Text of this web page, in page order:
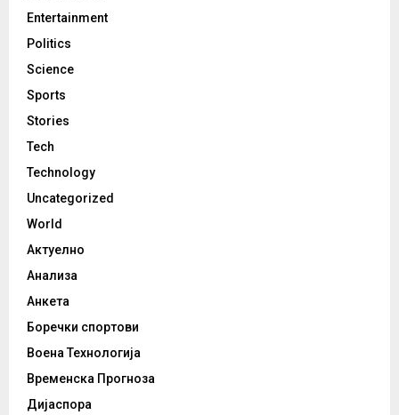
Entertainment
Politics
Science
Sports
Stories
Tech
Technology
Uncategorized
World
Актуелно
Анализа
Анкета
Боречки спортови
Воена Технологија
Временска Прогноза
Дијаспора